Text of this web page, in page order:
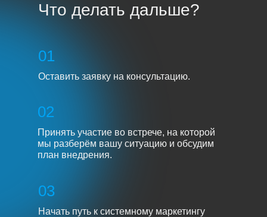
Что делать дальше?
Принять участие во встрече, на которой
мы разберём вашу ситуацию и обсудим
план внедрения.
02
Оставить заявку на консультацию.
01
Начать путь к системному маркетингу
03